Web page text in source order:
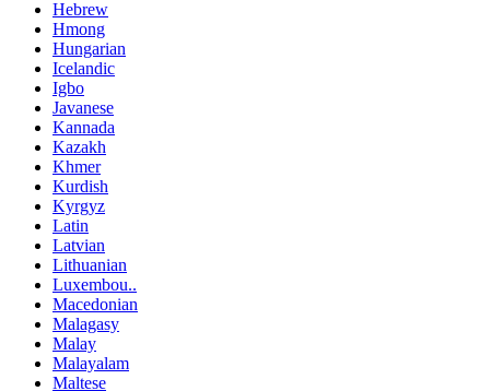
Hebrew
Hmong
Hungarian
Icelandic
Igbo
Javanese
Kannada
Kazakh
Khmer
Kurdish
Kyrgyz
Latin
Latvian
Lithuanian
Luxembou..
Macedonian
Malagasy
Malay
Malayalam
Maltese